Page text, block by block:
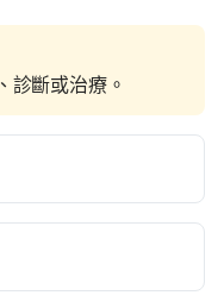
診斷或治療。
and-